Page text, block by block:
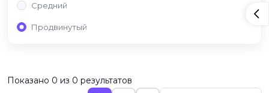
Средний
Продвинутый
Показано 0 из 0 результатов